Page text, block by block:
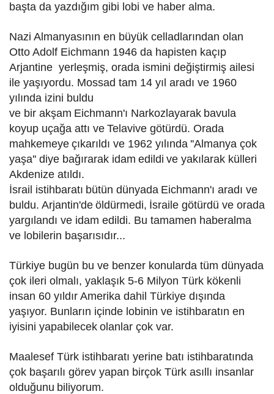
başta da yazdığım gibi lobi ve haber alma.
Nazi Almanyasının en büyük celladlarından olan
Otto Adolf Eichmann 1946 da hapisten kaçıp
Arjantine yerleşmiş, orada ismini değiştirmiş ailesi
ile yaşıyordu. Mossad tam 14 yıl aradı ve 1960
yılında izini buldu
ve bir akşam Eichmann'ı Narkozlayarak bavula
koyup uçağa attı ve Telavive götürdü. Orada
mahkemeye çıkarıldı ve 1962 yılında ''Almanya çok
yaşa'' diye bağırarak idam edildi ve yakılarak külleri
Akdenize atıldı.
İsrail istihbaratı bütün dünyada Eichmann'ı aradı ve
buldu. Arjantin'de öldürmedi, İsraile götürdü ve orada
yargılandı ve idam edildi. Bu tamamen haberalma
ve lobilerin başarısıdır...
Türkiye bugün bu ve benzer konularda tüm dünyada
çok ileri olmalı, yaklaşık 5-6 Milyon Türk kökenli
insan 60 yıldır Amerika dahil Türkiye dışında
yaşıyor. Bunların içinde lobinin ve istihbaratın en
iyisini yapabilecek olanlar çok var.
Maalesef Türk istihbaratı yerine batı istihbaratında
çok başarılı görev yapan birçok Türk asıllı insanlar
olduğunu biliyorum.